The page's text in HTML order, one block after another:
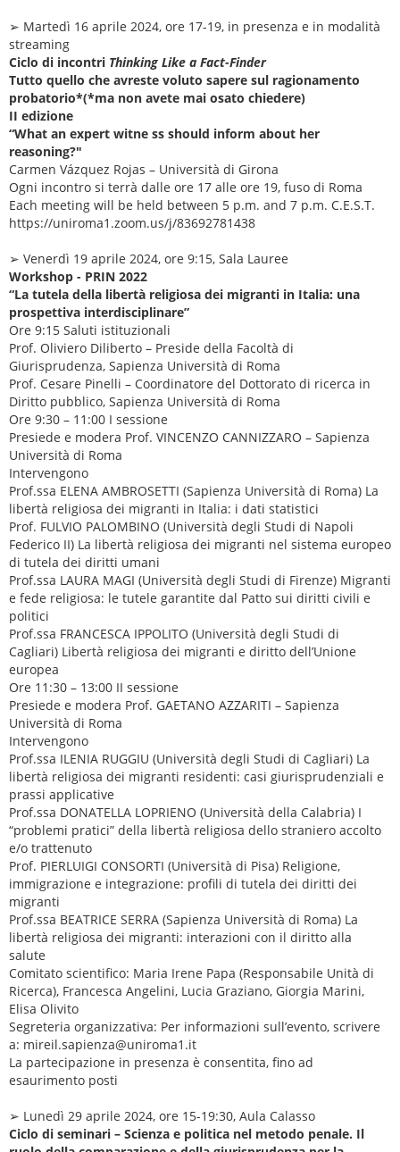
➢ Martedì 16 aprile 2024, ore 17-19, in presenza e in modalità
streaming
Ciclo di incontri Thinking Like a Fact-Finder
Tutto quello che avreste voluto sapere sul ragionamento
probatorio*(*ma non avete mai osato chiedere)
II edizione
“What an expert witne ss should inform about her
reasoning?"
Carmen Vázquez Rojas – Università di Girona
Ogni incontro si terrà dalle ore 17 alle ore 19, fuso di Roma
Each meeting will be held between 5 p.m. and 7 p.m. C.E.S.T.
https://uniroma1.zoom.us/j/83692781438
➢ Venerdì 19 aprile 2024, ore 9:15, Sala Lauree
Workshop - PRIN 2022
“La tutela della libertà religiosa dei migranti in Italia: una
prospettiva interdisciplinare”
Ore 9:15 Saluti istituzionali
Prof. Oliviero Diliberto – Preside della Facoltà di
Giurisprudenza, Sapienza Università di Roma
Prof. Cesare Pinelli – Coordinatore del Dottorato di ricerca in
Diritto pubblico, Sapienza Università di Roma
Ore 9:30 – 11:00 I sessione
Presiede e modera Prof. VINCENZO CANNIZZARO – Sapienza
Università di Roma
Intervengono
Prof.ssa ELENA AMBROSETTI (Sapienza Università di Roma) La
libertà religiosa dei migranti in Italia: i dati statistici
Prof. FULVIO PALOMBINO (Università degli Studi di Napoli
Federico II) La libertà religiosa dei migranti nel sistema europeo
di tutela dei diritti umani
Prof.ssa LAURA MAGI (Università degli Studi di Firenze) Migranti
e fede religiosa: le tutele garantite dal Patto sui diritti civili e
politici
Prof.ssa FRANCESCA IPPOLITO (Università degli Studi di
Cagliari) Libertà religiosa dei migranti e diritto dell’Unione
europea
Ore 11:30 – 13:00 II sessione
Presiede e modera Prof. GAETANO AZZARITI – Sapienza
Università di Roma
Intervengono
Prof.ssa ILENIA RUGGIU (Università degli Studi di Cagliari) La
libertà religiosa dei migranti residenti: casi giurisprudenziali e
prassi applicative
Prof.ssa DONATELLA LOPRIENO (Università della Calabria) I
“problemi pratici” della libertà religiosa dello straniero accolto
e/o trattenuto
Prof. PIERLUIGI CONSORTI (Università di Pisa) Religione,
immigrazione e integrazione: profili di tutela dei diritti dei
migranti
Prof.ssa BEATRICE SERRA (Sapienza Università di Roma) La
libertà religiosa dei migranti: interazioni con il diritto alla
salute
Comitato scientifico: Maria Irene Papa (Responsabile Unità di
Ricerca), Francesca Angelini, Lucia Graziano, Giorgia Marini,
Elisa Olivito
Segreteria organizzativa: Per informazioni sull’evento, scrivere
a: mireil.sapienza@uniroma1.it
La partecipazione in presenza è consentita, fino ad
esaurimento posti
➢ Lunedì 29 aprile 2024, ore 15-19:30, Aula Calasso
Ciclo di seminari – Scienza e politica nel metodo penale. Il